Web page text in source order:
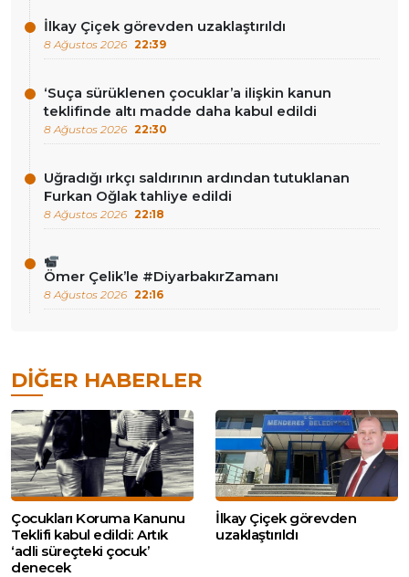
İlkay Çiçek görevden uzaklaştırıldı
8 Ağustos 2026 22:39
‘Suça sürüklenen çocuklar’a ilişkin kanun
teklifinde altı madde daha kabul edildi
8 Ağustos 2026 22:30
Uğradığı ırkçı saldırının ardından tutuklanan
Furkan Oğlak tahliye edildi
8 Ağustos 2026 22:18
Ömer Çelik’le #DiyarbakırZamanı
8 Ağustos 2026 22:16
DIĞER HABERLER
Çocukları Koruma Kanunu
Teklifi kabul edildi: Artık
‘adli süreçteki çocuk’
denecek
İlkay Çiçek görevden
uzaklaştırıldı